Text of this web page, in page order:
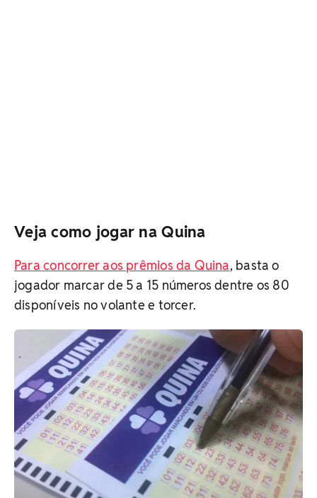
Veja como jogar na Quina
Para concorrer aos prêmios da Quina, basta o
jogador marcar de 5 a 15 números dentre os 80
disponíveis no volante e torcer.